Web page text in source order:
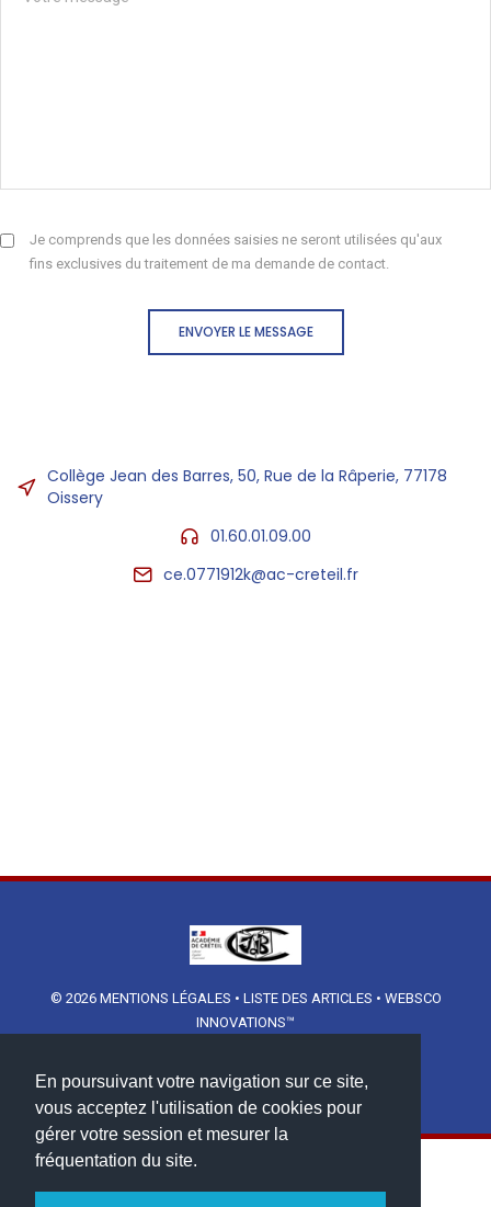
En poursuivant votre navigation sur ce site,
vous acceptez l'utilisation de cookies pour
gérer votre session et mesurer la
fréquentation du site.
Je comprends que les données saisies ne seront utilisées qu'aux
fins exclusives du traitement de ma demande de contact.
ENVOYER LE MESSAGE
Collège Jean des Barres, 50, Rue de la Râperie, 77178
Oissery
01.60.01.09.00
ce.0771912k@ac-creteil.fr
© 2026 MENTIONS LÉGALES • LISTE DES ARTICLES • WEBSCO
INNOVATIONS™